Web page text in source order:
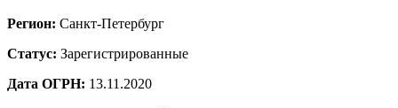
Регион: Санкт-Петербург
Статус: Зарегистрированные
Дата ОГРН: 13.11.2020